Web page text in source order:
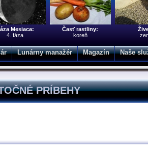
Mesiaca:
4. fáza
Časť rastliny:
koreň
Lunárny manažér Magazín Naše
PRÍBEHY